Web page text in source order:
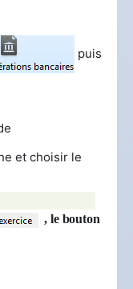
puis
et choisir le
, le bouton